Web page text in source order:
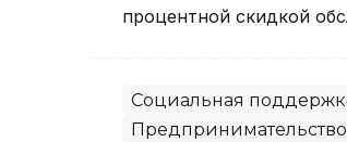
процентной скидкой
Социальная
Предпринимательство